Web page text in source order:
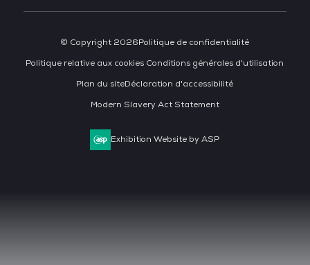
© Copyright 2026Politique de confidentialité
Politique relative aux cookies Conditions générales d'utilisation
Plan du siteDéclaration d'accessibilité
Modern Slavery Act Statement
Exhibition Website by ASP